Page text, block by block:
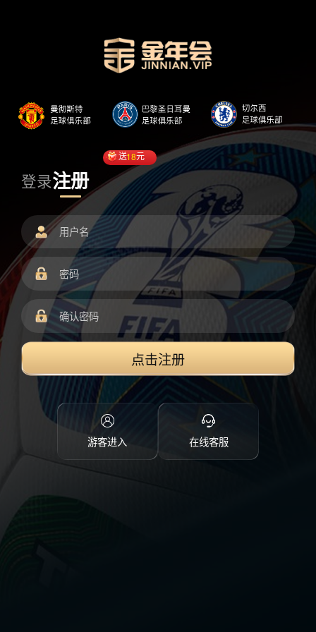
登录注册
送18元
点击注册
游客进入 在线客服